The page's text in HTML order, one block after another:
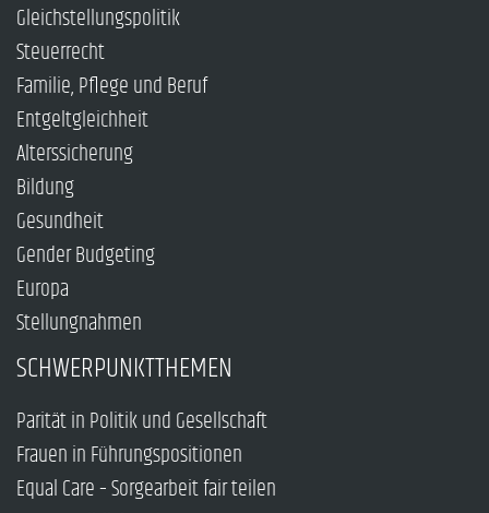
Gleichstellungspolitik
Steuerrecht
Familie, Pflege und Beruf
Entgeltgleichheit
Alterssicherung
Bildung
Gesundheit
Gender Budgeting
Europa
Stellungnahmen
SCHWERPUNKTTHEMEN
Parität in Politik und Gesellschaft
Frauen in Führungspositionen
Equal Care – Sorgearbeit fair teilen